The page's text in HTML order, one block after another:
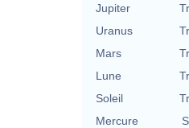
Jupiter
Uranus
Mars
Lune
Soleil
Mercure